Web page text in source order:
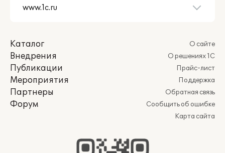
Каталог
Внедрения
Публикации
Мероприятия
Партнеры
Форум
О сайте
О решениях 1С
Прайс-лист
Поддержка
Обратная связь
Сообщить об ошибке
Карта сайта